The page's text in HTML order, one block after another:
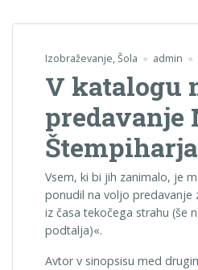
Izobraževanje,Šola admin
V katalogu
predavanje
Štempiharja
Vsem, ki bi jih zanimalo, je
ponudil na voljo predavanje
iz časa tekočega strahu (še
podtalja)«.
Avtor v sinopsisu med